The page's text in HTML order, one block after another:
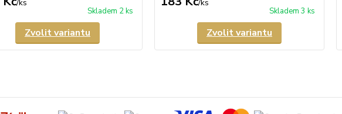
/ks
Skladem 2 ks
Zvolit variantu
/ks
Skladem 3 ks
Zvolit variantu